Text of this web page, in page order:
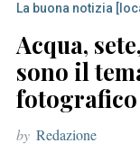
r
c
h
f
o
r
La buona notizia
Acqua,
sono il
fotografico
by Redazione